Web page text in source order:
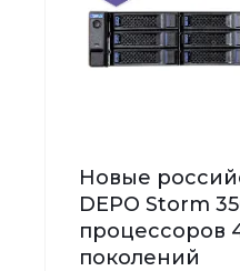
Новые
DEPO Storm
процессоров
поколений